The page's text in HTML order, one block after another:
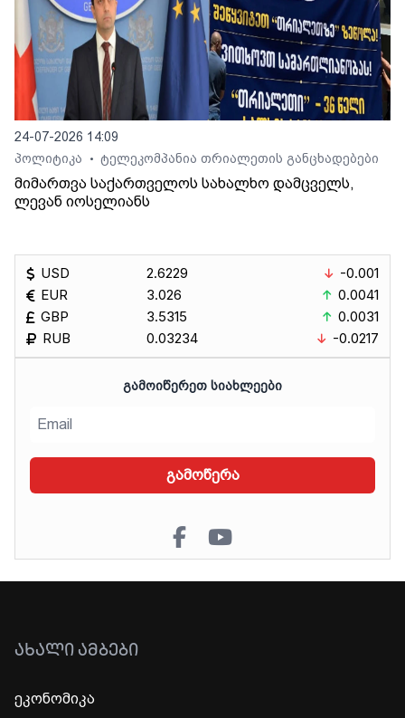
24-07-2026 14:09
პოლიტიკა
• ტელეკომპანია თრიალეთის განცხადებები
მიმართვა საქართველოს სახალხო დამცველს,
ლევან იოსელიანს
USD
EUR
GBP
RUB
2.6229
3.026
3.5315
0.03234
-0.001
0.0041
0.0031
-0.0217
ᲒᲐᲛᲝᲘᲬᲔᲠᲔᲗ ᲡᲘᲐᲮᲚᲔᲔᲑᲘ
გამოწერა
ᲐᲮᲐᲚᲘ ᲐᲛᲑᲔᲑᲘ
ეკონომიკა